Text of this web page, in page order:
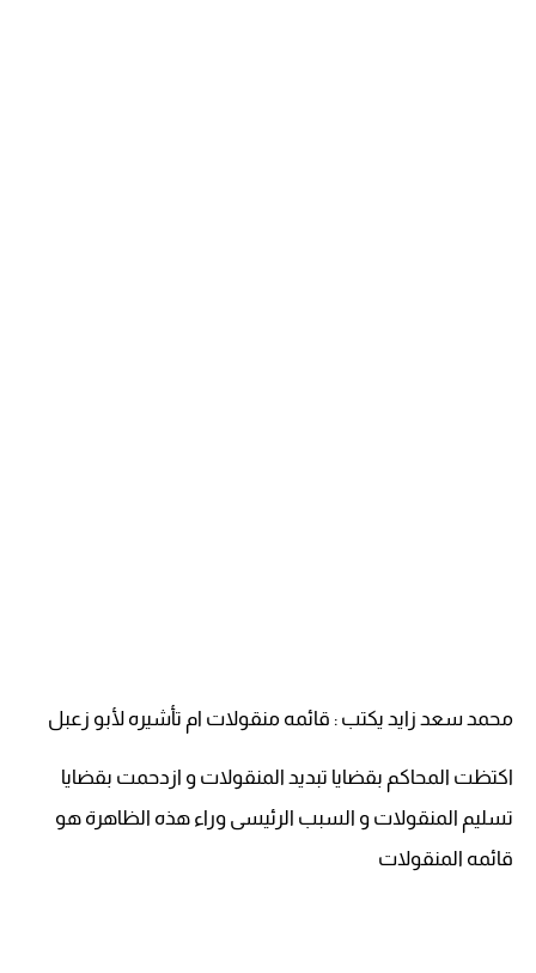
محمد سعد زايد يكتب : قائمه منقولات ام تأشيره لأبو زعبل
اكتظت المحاكم بقضايا تبديد المنقولات و ازدحمت بقضايا
تسليم المنقولات و السبب الرئيسى وراء هذه الظاهرة هو
قائمه المنقولات